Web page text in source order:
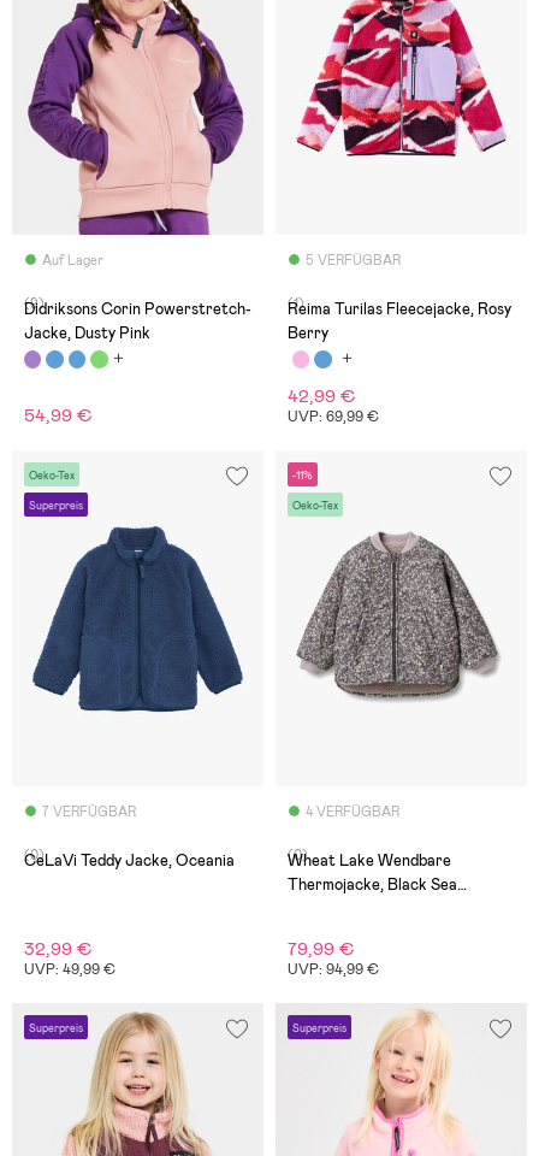
Auf Lager
(9)
Didriksons Corin Powerstretch-
Jacke, Dusty Pink
54,99 €
5 VERFÜGBAR
(1)
Reima Turilas Fleecejacke, Rosy
Berry
42,99 €
UVP: 69,99 €
Oeko-Tex
Superpreis
7 VERFÜGBAR
(0)
CeLaVi Teddy Jacke, Oceania
32,99 €
UVP: 49,99 €
-11%
Oeko-Tex
4 VERFÜGBAR
(0)
Wheat Lake Wendbare
Thermojacke, Black Sea
79,99 €
UVP: 94,99 €
Superpreis Superpreis